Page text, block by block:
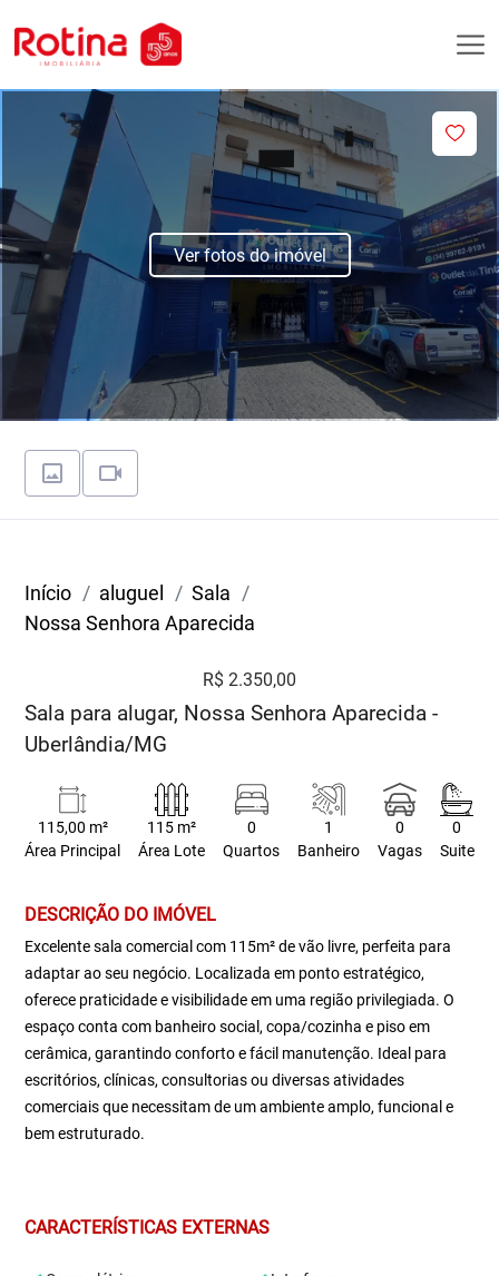
Ver fotos do imóvel
Início aluguel
Sala
Nossa Senhora Aparecida
R$ 2.350,00
Sala para alugar, Nossa Senhora Aparecida -
Uberlândia/MG
115,00 m²
Área Principal
115 m²
Área Lote
0
Quartos
1
Banheiro
0
Vagas
0
Suite
DESCRIÇÃO DO IMÓVEL
Excelente sala comercial com 115m² de vão livre, perfeita para
adaptar ao seu negócio. Localizada em ponto estratégico,
oferece praticidade e visibilidade em uma região privilegiada. O
espaço conta com banheiro social, copa/cozinha e piso em
cerâmica, garantindo conforto e fácil manutenção. Ideal para
escritórios, clínicas, consultorias ou diversas atividades
comerciais que necessitam de um ambiente amplo, funcional e
bem estruturado.
CARACTERÍSTICAS EXTERNAS